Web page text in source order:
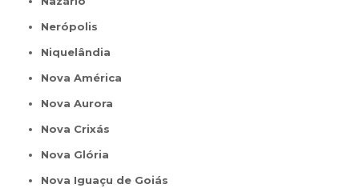
Nerópolis
Niquelândia
Nova América
Nova Aurora
Nova Crixás
Nova Glória
Nova Iguaçu de Goiás